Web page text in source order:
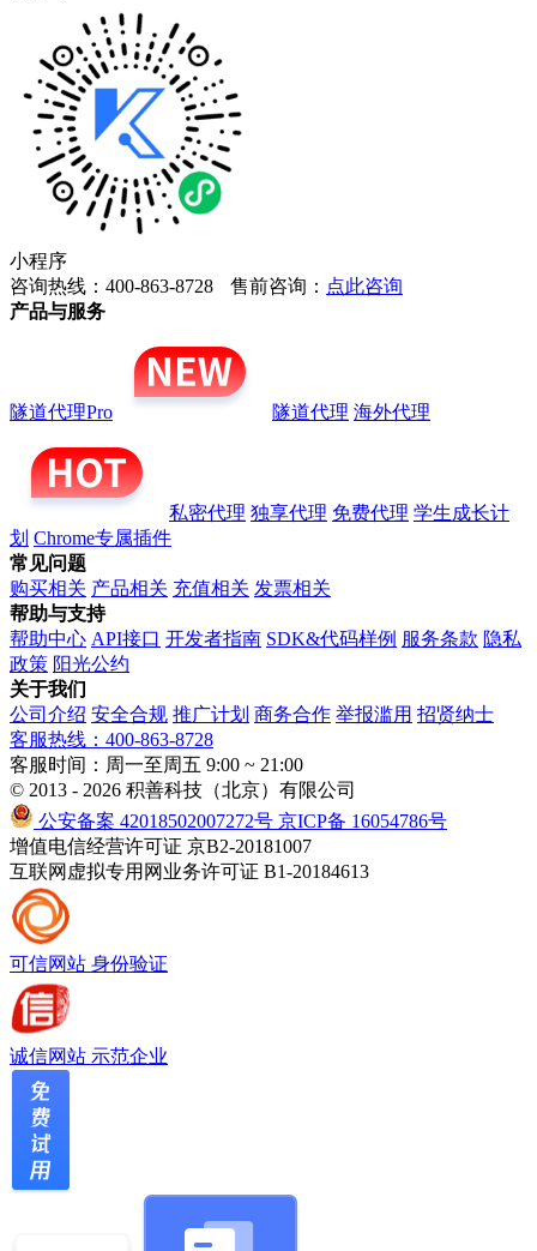
小程序
咨询热线：400-863-8728
售前咨询： 点此咨询
产品与服务
隧道代理Pro 隧道代理 海外代理
私密代理 独享代理 免费代理 学生成长计
划 Chrome专属插件
常见问题
购买相关 产品相关 充值相关 发票相关
帮助与支持
帮助中心 API接口 开发者指南 SDK&代码样例 服务条款 隐私
政策 阳光公约
关于我们
公司介绍 安全合规 推广计划 商务合作 举报滥用 招贤纳士
客服热线：400-863-8728
客服时间：周一至周五 9:00 ~ 21:00
© 2013 - 2026 积善科技（北京）有限公司
公安备案 42018502007272号 京ICP备 16054786号
增值电信经营许可证 京B2-20181007
互联网虚拟专用网业务许可证 B1-20184613
可信网站 身份验证
诚信网站 示范企业